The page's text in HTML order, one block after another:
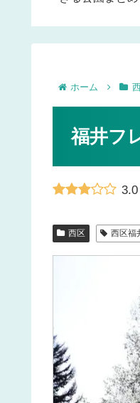
ホーム
福井フ
3.0
西区 西区福